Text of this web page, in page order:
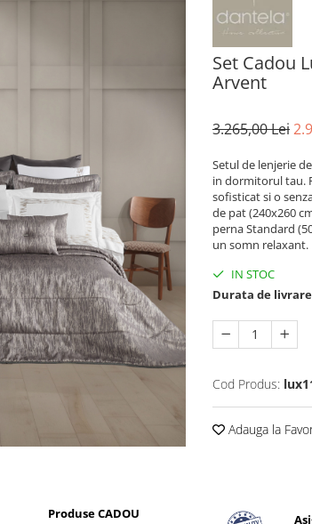
Set Cadou
Arvent
3.265,00 Lei
Setul de lenjerie
in dormitorul tau.
sofisticat si o
de pat (240x260
perna Standard
un somn relaxant.
IN STOC
Durata de
Cod Produs:
Adauga la
Produse CADOU